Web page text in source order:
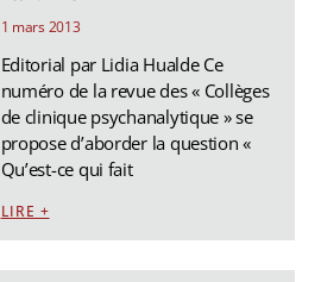
1 mars 2013
Editorial par Lidia Hualde Ce
numéro de la revue des « Collèges
de clinique psychanalytique » se
propose d’aborder la question «
Qu’est-ce qui fait
LIRE +